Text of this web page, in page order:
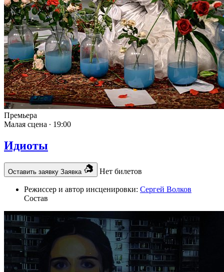
Премьера
Малая сцена ∙ 19:00
Идиоты
Оставить заявку Заявка Нет билетов
Режиссер и автор инсценировки: Сергей Волков
Состав